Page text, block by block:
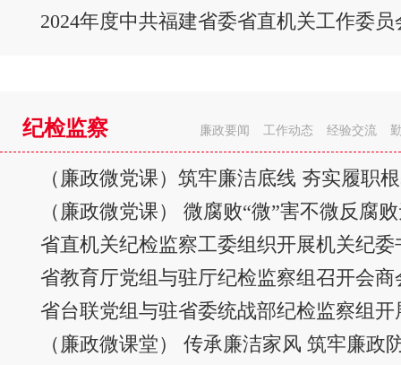
纪检监察 经验交流
工作动态
廉政要闻
（廉政微党课）筑牢廉洁底线 夯实履职
（廉政微党课） 微腐败“微”害不微反腐
省教育厅党组与驻厅纪检监察组召开会商
（廉政微课堂） 传承廉洁家风 筑牢廉政